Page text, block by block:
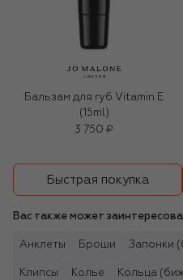
Бальзам для губ Vitamin E
(15ml)
3 750 ₽
Быстрая покупка
Вас также может
Анклеты Броши Запонки
Клипсы Колье Кольца